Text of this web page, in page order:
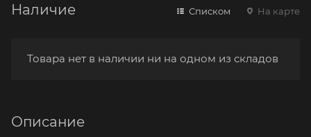
Наличие Списком На карте
Товара нет в наличии ни на одном из складов
Описание